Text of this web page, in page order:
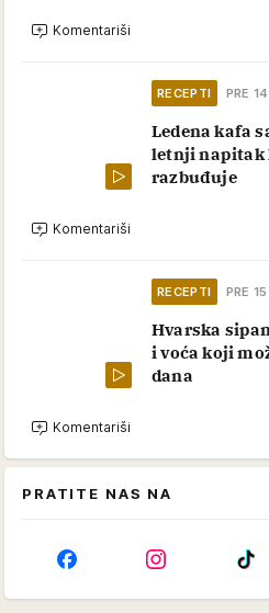
Komentariši
RECEPTI PRE
Ledena kafa
letnji napitak
razbuđuje
Komentariši
RECEPTI PRE
Hvarska
i voća koji
dana
Komentariši
PRATITE NAS NA